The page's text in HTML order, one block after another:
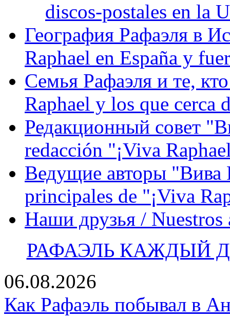
discos-postales en la
География Рафаэля в
Raphael en España y
Семья Рафаэля и те,
Raphael y los que cerca
Редакционный совет
redacción "¡Viva
Ведущие авторы "Вива
principales de "¡Viva
Наши друзья / Nuestros
РАФАЭЛЬ КАЖДЫЙ
06.08.2026
Как Рафаэль побывал в